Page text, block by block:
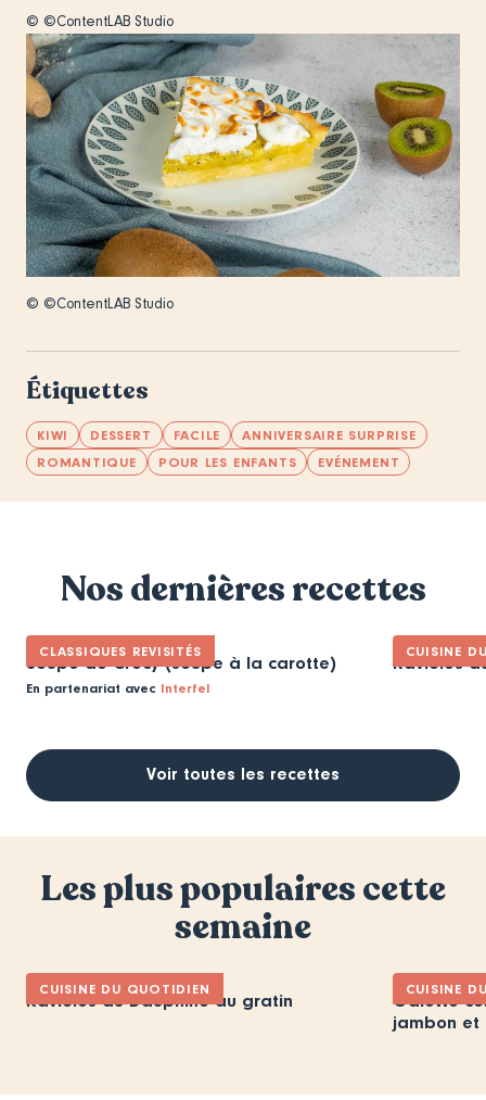
© ©ContentLAB Studio
© ©ContentLAB Studio
Étiquettes
KIWI DESSERT FACILE
ANNIVERSAIRE SURPRISE
ROMANTIQUE
POUR LES ENFANTS EVÉNEMENT
Nos dernières recettes
CLASSIQUES REVISITÉS
Soupe de Crécy (soupe à la carotte)
En partenariat avec Interfel
CUISINE
Ravioles
Voir toutes les recettes
Les plus populaires cette
semaine
CUISINE DU QUOTIDIEN
Ravioles du Dauphiné au gratin
CUISINE
Galette
jambon et